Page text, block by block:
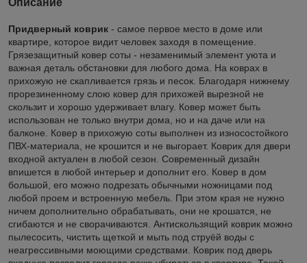
Придверный коврик - самое первое место в доме или
квартире, которое видит человек заходя в помещение.
Грязезащитный ковер соты - незаменимый элемент уюта и
важная деталь обстановки для любого дома. На коврах в
прихожую не скапливается грязь и песок. Благодаря нижнему
прорезиненному слою ковер для прихожей вырезной не
скользит и хорошо удерживает влагу. Ковер может быть
использован не только внутри дома, но и на даче или на
балконе. Ковер в прихожую соты выполнен из износостойкого
ПВХ-материала, не крошится и не выгорает. Коврик для двери
входной актуален в любой сезон. Современный дизайн
впишется в любой интерьер и дополнит его. Ковер в дом
большой, его можно подрезать обычными ножницами под
любой проем и встроенную мебель. При этом края не нужно
ничем дополнительно обрабатывать, они не крошатся, не
сгибаются и не сворачиваются. Антискользящий коврик можно
пылесосить, чистить щеткой и мыть под струёй воды с
неагрессивными моющими средствами. Коврик под дверь